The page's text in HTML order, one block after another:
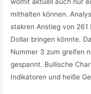
mithalten können.
stakren Anstieg von
Dollar bringen könnte.
Nummer 3 zum greifen
gespannt. Bullische
Indikatoren und heiße